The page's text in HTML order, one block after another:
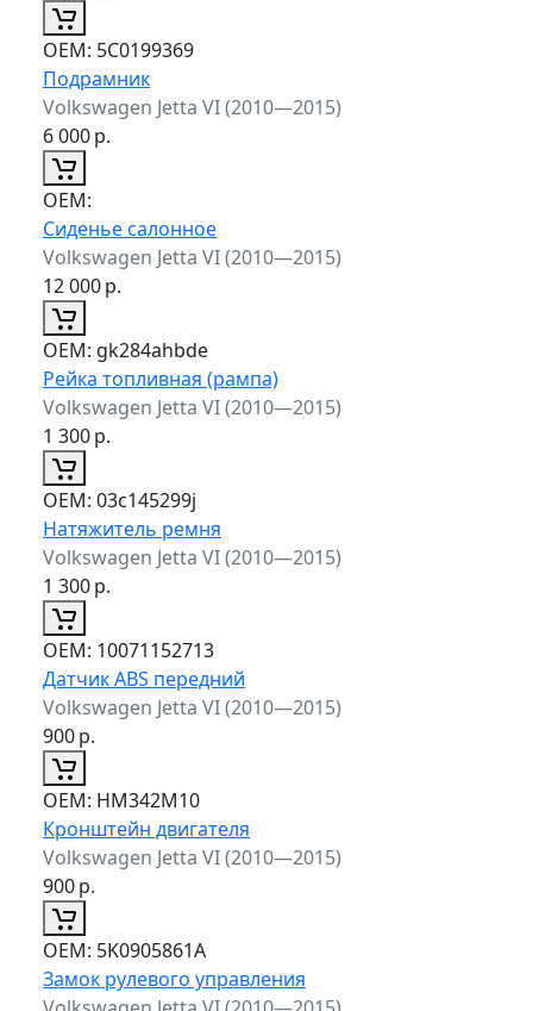
ОЕМ: 5C0199369
Подрамник
Volkswagen Jetta VI (2010—2015)
6 000р.
ОЕМ:
Сиденье салонное
Volkswagen Jetta VI (2010—2015)
12 000р.
ОЕМ: gk284ahbde
Рейка топливная (рампа)
Volkswagen Jetta VI (2010—2015)
1 300р.
ОЕМ: 03c145299j
Натяжитель ремня
Volkswagen Jetta VI (2010—2015)
1 300р.
ОЕМ: 10071152713
Датчик ABS передний
Volkswagen Jetta VI (2010—2015)
900р.
ОЕМ: HM342M10
Кронштейн двигателя
Volkswagen Jetta VI (2010—2015)
900р.
ОЕМ: 5K0905861A
Замок рулевого управления